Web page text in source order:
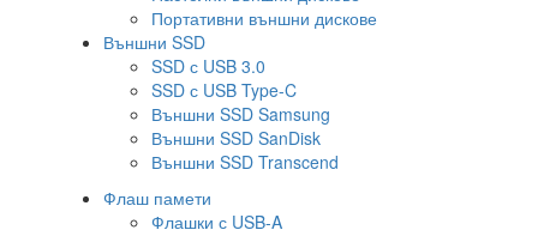
Портативни външни дискове
Външни SSD
SSD с USB 3.0
SSD с USB Type-C
Външни SSD Samsung
Външни SSD SanDisk
Външни SSD Transcend
Флаш памети
Флашки с USB-A